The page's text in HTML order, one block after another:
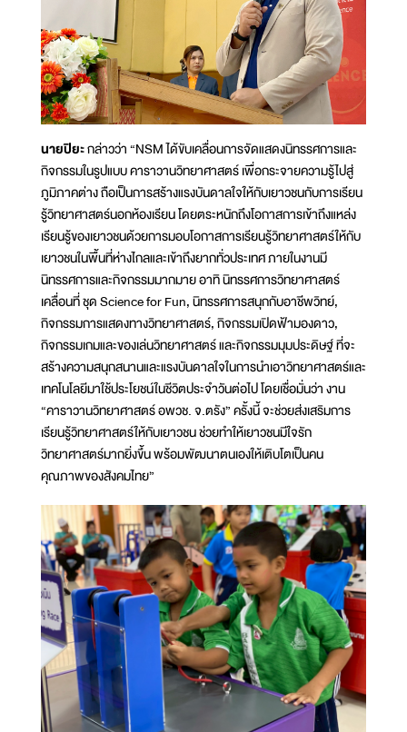
นายปิยะกล่าวว่า “NSM ได้ขับเคลื่อนการจัดแสดงนิทรรศการและ
กิจกรรมในรูปแบบ คาราวานวิทยาศาสตร์ เพื่อกระจายความรู้ไปสู่
ภูมิภาคต่าง ถือเป็นการสร้างแรงบันดาลใจให้กับเยาวชนกับการเรียน
รู้วิทยาศาสตร์นอกห้องเรียน โดยตระหนักถึงโอกาสการเข้าถึงแหล่ง
เรียนรู้ของเยาวชนด้วยการมอบโอกาสการเรียนรู้วิทยาศาสตร์ให้กับ
เยาวชนในพื้นที่ห่างไกลและเข้าถึงยากทั่วประเทศ ภายในงานมี
นิทรรศการและกิจกรรมมากมาย อาทิ นิทรรศการวิทยาศาสตร์
เคลื่อนที่ ชุด Science for Fun, นิทรรศการสนุกกับอาชีพวิทย์,
กิจกรรมการแสดงทางวิทยาศาสตร์, กิจกรรมเปิดฟ้ามองดาว,
กิจกรรมเกมและของเล่นวิทยาศาสตร์ และกิจกรรมมุมประดิษฐ์ ที่จะ
สร้างความสนุกสนานและแรงบันดาลใจในการนำเอาวิทยาศาสตร์และ
เทคโนโลยีมาใช้ประโยชน์ในชีวิตประจำวันต่อไป โดยเชื่อมั่นว่า งาน
“คาราวานวิทยาศาสตร์ อพวช. จ.ตรัง” ครั้งนี้ จะช่วยส่งเสริมการ
เรียนรู้วิทยาศาสตร์ให้กับเยาวชน ช่วยทำให้เยาวชนมีใจรัก
วิทยาศาสตร์มากยิ่งขึ้น พร้อมพัฒนาตนเองให้เติบโตเป็นคน
คุณภาพของสังคมไทย”